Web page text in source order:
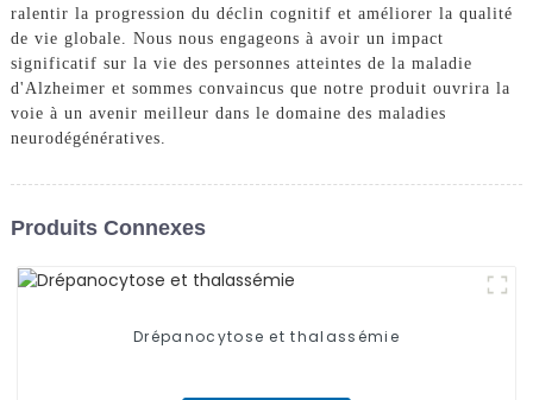
ralentir la progression du déclin cognitif et améliorer la qualité
de vie globale. Nous nous engageons à avoir un impact
significatif sur la vie des personnes atteintes de la maladie
d'Alzheimer et sommes convaincus que notre produit ouvrira la
voie à un avenir meilleur dans le domaine des maladies
neurodégénératives.
Produits Connexes
Drépanocytose et thalassémie